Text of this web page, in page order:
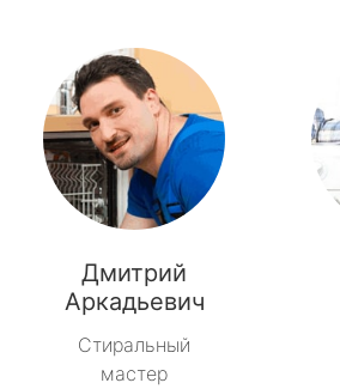
Дмитрий
Аркадьевич
Стиральный
мастер